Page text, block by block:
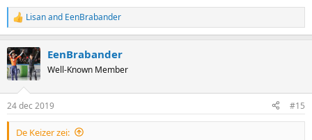
R
e
c
t
i
s
:
Lisanand EenBrabander
EenBrabander
Well-Known Member
24 dec 2019 #15
De Keizer zei: